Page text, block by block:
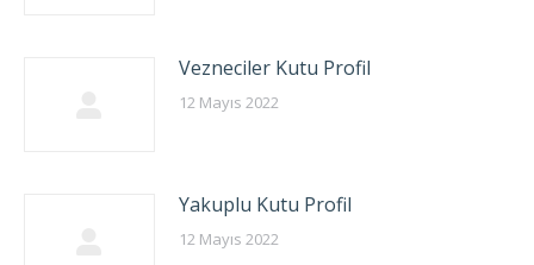
Vezneciler Kutu Profil
12 Mayıs 2022
Yakuplu Kutu Profil
12 Mayıs 2022